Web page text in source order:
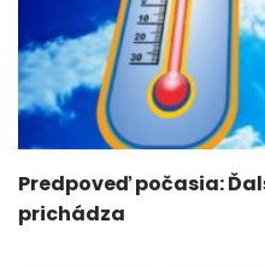
Predpoveď počasia:
prichádza